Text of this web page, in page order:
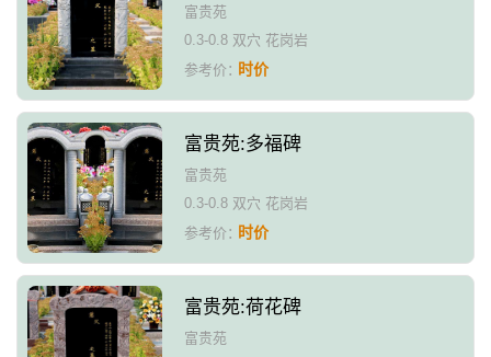
富贵苑
0.3-0.8 双穴 花岗岩
参考价：时价
富贵苑:多福碑
富贵苑
0.3-0.8 双穴 花岗岩
参考价：时价
富贵苑:荷花碑
富贵苑